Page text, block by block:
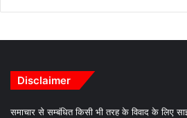
Disclaimer
समाचार से सम्बंधित किसी भी तरह के विवाद के लिए